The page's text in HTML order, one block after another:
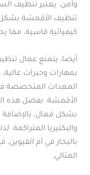
وآمن. يعتبر تنظيف
تنظيف الأقمشة بشكل
كيميائية قاسية، مما
أيضا، يتمتع عمال
بمهارات وخبرات
المعدات المتخصصة
الأقمشة. بفضل هذه
بشكل فعال، بالإضافة
والبكتيريا
بالبخار في أم
المثالي.